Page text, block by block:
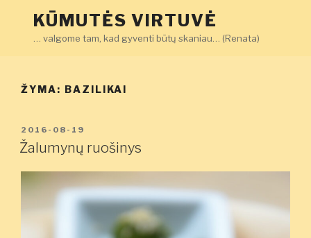
KŪMUTĖS VIRTUVĖ
… valgome tam, kad gyventi būtų skaniau… (Renata)
ŽYMA: BAZILIKAI
PASKELBTA
2016-08-19
Žalumynų ruošinys